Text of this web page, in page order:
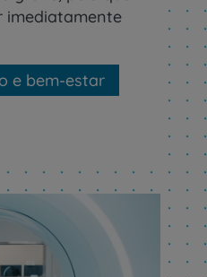
imediatamente
e bem-estar